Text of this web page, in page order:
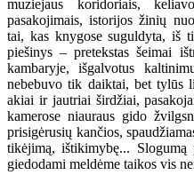
muziejaus koridoriais,
pasakojimais, istorijos žinių
tai, kas knygose suguldyta,
piešinys – pretekstas šeimai
kambaryje, išgalvotus
nebebuvo tik daiktai, bet tylūs
akiai ir jautriai širdžiai,
kamerose niauraus gido
prisigėrusių kančios,
tikėjimą, ištikimybę...
giedodami meldėme taikos vis